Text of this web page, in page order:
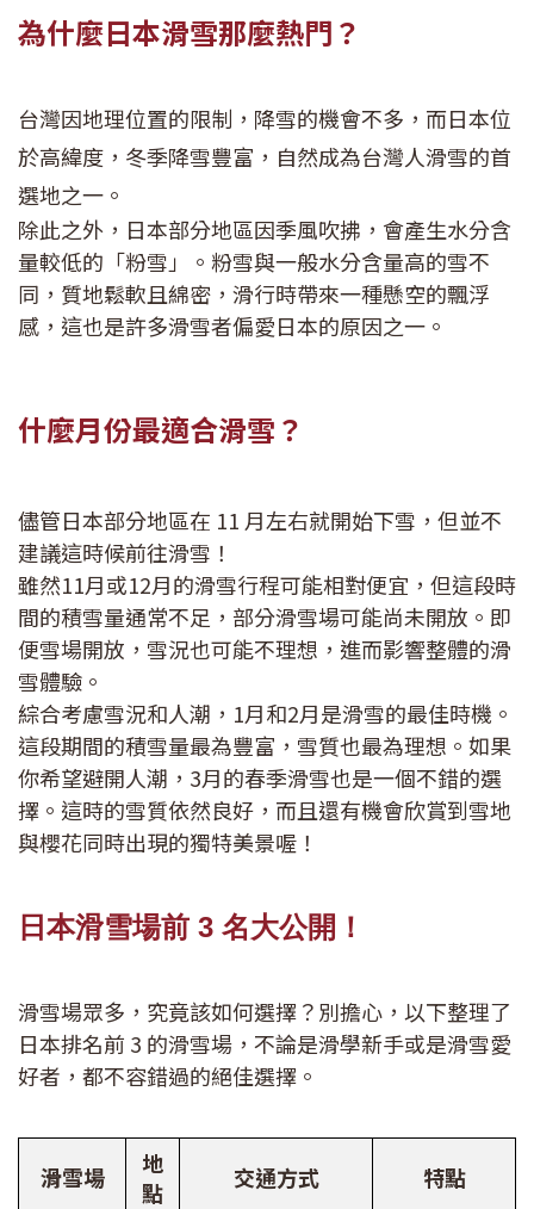
為什麼日本滑雪那麼熱門？
台灣因地理位置的限制，降雪的機會不多，而日本位
於高緯度，冬季降雪豐富，自然成為台灣人滑雪的首
選地之一。
除此之外，日本部分地區因季風吹拂，會產生水分含
量較低的「粉雪」。粉雪與一般水分含量高的雪不
同，質地鬆軟且綿密，滑行時帶來一種懸空的飄浮
感，這也是許多滑雪者偏愛日本的原因之一。
什麼月份最適合滑雪？
儘管日本部分地區在 11 月左右就開始下雪，但並不
建議這時候前往滑雪！
雖然11月或12月的滑雪行程可能相對便宜，但這段時
間的積雪量通常不足，部分滑雪場可能尚未開放。即
便雪場開放，雪況也可能不理想，進而影響整體的滑
雪體驗。
綜合考慮雪況和人潮，1月和2月是滑雪的最佳時機。
這段期間的積雪量最為豐富，雪質也最為理想。如果
你希望避開人潮，3月的春季滑雪也是一個不錯的選
擇。這時的雪質依然良好，而且還有機會欣賞到雪地
與櫻花同時出現的獨特美景喔！
日本滑雪場前 3 名大公開！
滑雪場眾多，究竟該如何選擇？別擔心，以下整理了
日本排名前 3 的滑雪場，不論是滑學新手或是滑雪愛
好者，都不容錯過的絕佳選擇。
滑雪場
地
點
交通方式 特點